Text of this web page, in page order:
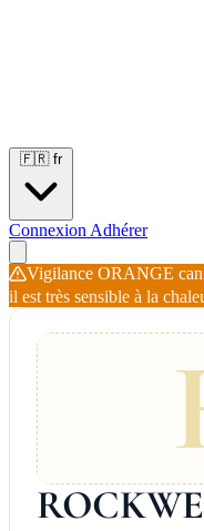
🇫🇷 fr
Connexion Adhérer
Vigilance ORANGE
il est très sensible à la